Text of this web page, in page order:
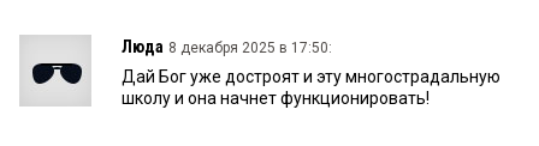
Люда 8 декабря 2025 в 17:50:
Дай Бог уже достроят и эту многострадальную
школу и она начнет функционировать!